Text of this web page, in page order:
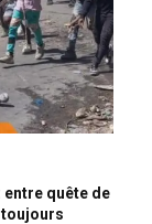
entre quête de